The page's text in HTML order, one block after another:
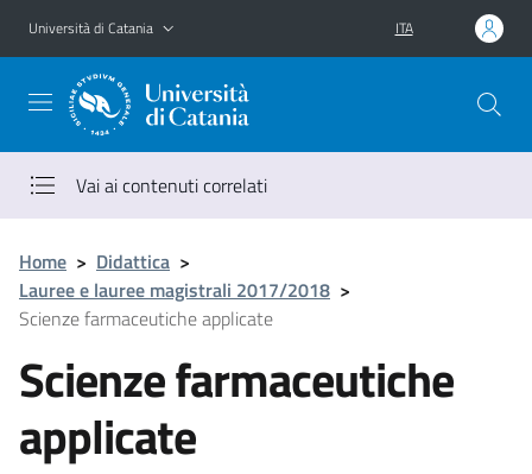
Vai al contenuto principale
Vai al menu di navigazione
Università di Catania ITA
Vai ai contenuti correlati
Home > Didattica >
Lauree e lauree magistrali 2017/2018 >
Scienze farmaceutiche applicate
Scienze farmaceutiche
applicate